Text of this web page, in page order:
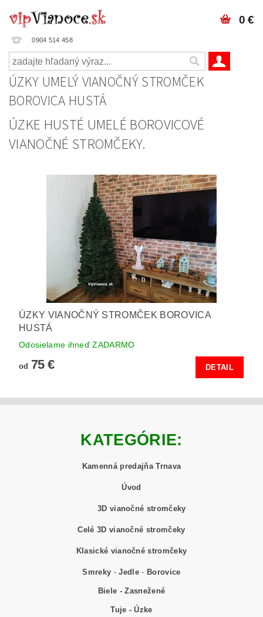
0904 514 458
0 €
ÚZKY UMELÝ VIANOČNÝ STROMČEK
BOROVICA HUSTÁ
ÚZKE HUSTÉ UMELÉ BOROVICOVÉ
VIANOČNÉ STROMČEKY.
ÚZKY VIANOČNÝ STROMČEK BOROVICA
HUSTÁ
Odosielame ihneď ZADARMO
od 75 € DETAIL
KATEGÓRIE:
Kamenná predajňa Trnava
Úvod
3D vianočné stromčeky
Celé 3D vianočné stromčeky
Klasické vianočné stromčeky
Smreky -Jedle- Borovice
Biele - Zasnežené
Tuje - Úzke